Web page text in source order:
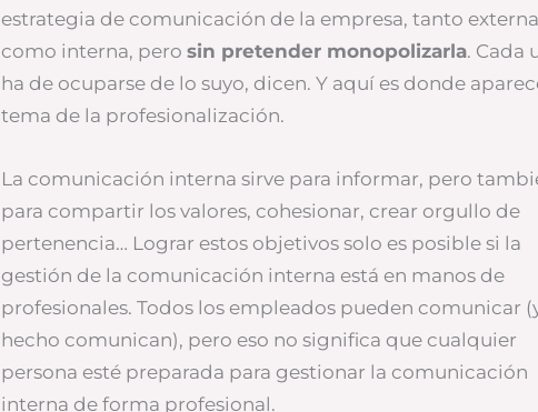
estrategia de comunicación de la empresa, tanto externa
como interna, perosin pretender monopolizarla. Cada
ha de ocuparse de lo suyo, dicen. Y aquí es donde
tema de la profesionalización.
La comunicación interna sirve para informar, pero
para compartir los valores, cohesionar, crear orgullo de
pertenencia… Lograr estos objetivos solo es posible si la
gestión de la comunicación interna está en manos de
profesionales. Todos los empleados pueden comunicar
hecho comunican), pero eso no significa que cualquier
persona esté preparada para gestionar la comunicación
interna de forma profesional.